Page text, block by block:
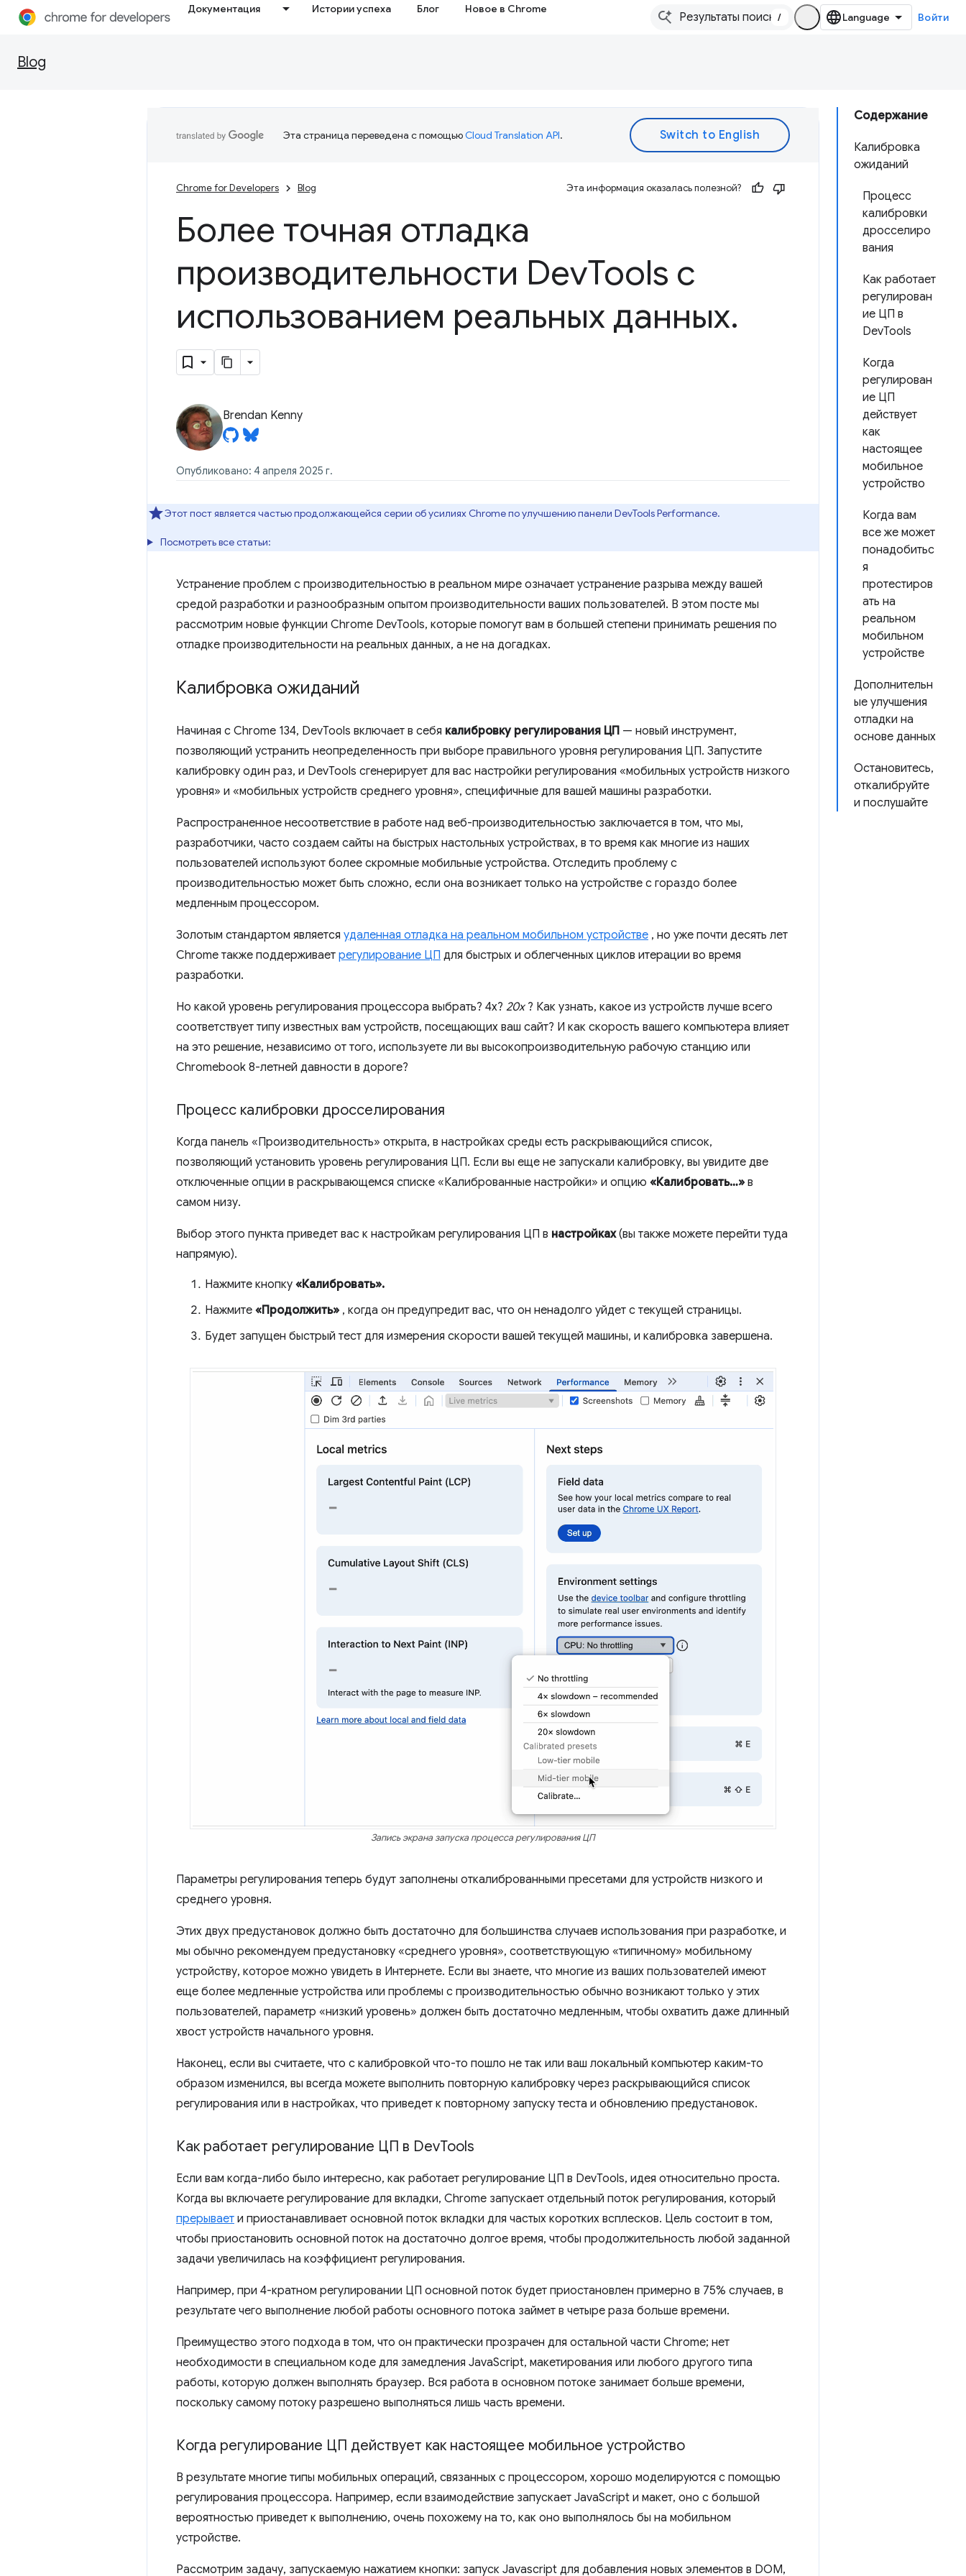
Документация Истории успеха Блог Новое в Chrome
/ Войти
Blog
Содержание
Калибровка
ожиданий
Процесс
калибровки
дросселиро
вания
Как работает
регулирован
ие ЦП в
DevTools
Когда
регулирован
ие ЦП
действует
как
настоящее
мобильное
устройство
Когда вам
все же может
понадобитьс
я
протестиров
ать на
реальном
мобильном
устройстве
Дополнительн
ые улучшения
отладки на
основе данных
Остановитесь,
откалибруйте
и послушайте
Эта страница переведена с помощьюCloud Translation API.
Chrome for Developers Blog Эта информация оказалась полезной?
Более точная отладка
производительности DevTools с
использованием реальных данных.
Brendan Kenny
Опубликовано: 4 апреля 2025 г.
Этот пост является частью продолжающейся серии об усилиях Chrome по улучшению панели DevTools Performance.
Посмотреть все статьи:
Устранение проблем с производительностью в реальном мире означает устранение разрыва между вашей
средой разработки и разнообразным опытом производительности ваших пользователей. В этом посте мы
рассмотрим новые функции Chrome DevTools, которые помогут вам в большей степени принимать решения по
отладке производительности на реальных данных, а не на догадках.
Калибровка ожиданий
Начиная с Chrome 134, DevTools включает в себя калибровку регулирования ЦП — новый инструмент,
позволяющий устранить неопределенность при выборе правильного уровня регулирования ЦП. Запустите
калибровку один раз, и DevTools сгенерирует для вас настройки регулирования «мобильных устройств низкого
уровня» и «мобильных устройств среднего уровня», специфичные для вашей машины разработки.
Распространенное несоответствие в работе над веб-производительностью заключается в том, что мы,
разработчики, часто создаем сайты на быстрых настольных устройствах, в то время как многие из наших
пользователей используют более скромные мобильные устройства. Отследить проблему с
производительностью может быть сложно, если она возникает только на устройстве с гораздо более
медленным процессором.
Золотым стандартом является удаленная отладка на реальном мобильном устройстве , но уже почти десять лет
Chrome также поддерживает регулирование ЦП для быстрых и облегченных циклов итерации во время
разработки.
Но какой уровень регулирования процессора выбрать? 4х? 20х? Как узнать, какое из устройств лучше всего
соответствует типу известных вам устройств, посещающих ваш сайт? И как скорость вашего компьютера влияет
на это решение, независимо от того, используете ли вы высокопроизводительную рабочую станцию ​​или
Chromebook 8-летней давности в дороге?
Процесс калибровки дросселирования
Когда панель «Производительность» открыта, в настройках среды есть раскрывающийся список,
позволяющий установить уровень регулирования ЦП. Если вы еще не запускали калибровку, вы увидите две
отключенные опции в раскрывающемся списке «Калиброванные настройки» и опцию «Калибровать…» в
самом низу.
Выбор этого пункта приведет вас к настройкам регулирования ЦП в настройках(вы также можете перейти туда
напрямую).
Нажмите кнопку «Калибровать».
Нажмите «Продолжить» , когда он предупредит вас, что он ненадолго уйдет с текущей страницы.
Будет запущен быстрый тест для измерения скорости вашей текущей машины, и калибровка завершена.
Запись экрана запуска процесса регулирования ЦП
Параметры регулирования теперь будут заполнены откалиброванными пресетами для устройств низкого и
среднего уровня.
Этих двух предустановок должно быть достаточно для большинства случаев использования при разработке, и
мы обычно рекомендуем предустановку «среднего уровня», соответствующую «типичному» мобильному
устройству, которое можно увидеть в Интернете. Если вы знаете, что многие из ваших пользователей имеют
еще более медленные устройства или проблемы с производительностью обычно возникают только у этих
пользователей, параметр «низкий уровень» должен быть достаточно медленным, чтобы охватить даже длинный
хвост устройств начального уровня.
Наконец, если вы считаете, что с калибровкой что-то пошло не так или ваш локальный компьютер каким-то
образом изменился, вы всегда можете выполнить повторную калибровку через раскрывающийся список
регулирования или в настройках, что приведет к повторному запуску теста и обновлению предустановок.
Как работает регулирование ЦП в DevTools
Если вам когда-либо было интересно, как работает регулирование ЦП в DevTools, идея относительно проста.
Когда вы включаете регулирование для вкладки, Chrome запускает отдельный поток регулирования, который
прерывает и приостанавливает основной поток вкладки для частых коротких всплесков. Цель состоит в том,
чтобы приостановить основной поток на достаточно долгое время, чтобы продолжительность любой заданной
задачи увеличилась на коэффициент регулирования.
Например, при 4-кратном регулировании ЦП основной поток будет приостановлен примерно в 75% случаев, в
результате чего выполнение любой работы основного потока займет в четыре раза больше времени.
Преимущество этого подхода в том, что он практически прозрачен для остальной части Chrome; нет
необходимости в специальном коде для замедления JavaScript, макетирования или любого другого типа
работы, которую должен выполнять браузер. Вся работа в основном потоке занимает больше времени,
поскольку самому потоку разрешено выполняться лишь часть времени.
Когда регулирование ЦП действует как настоящее мобильное устройство
В результате многие типы мобильных операций, связанных с процессором, хорошо моделируются с помощью
регулирования процессора. Например, если взаимодействие запускает JavaScript и макет, оно с большой
вероятностью приведет к выполнению, очень похожему на то, как оно выполнялось бы на мобильном
устройстве.
Рассмотрим задачу, запускаемую нажатием кнопки: запуск Javascript для добавления новых элементов в DOM,